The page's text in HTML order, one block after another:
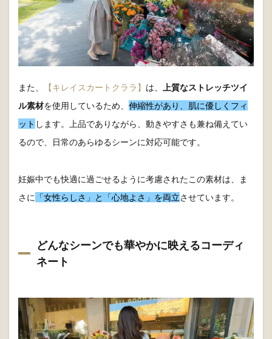
また、 【キレイスカートクララ】 は、
上質なストレッチツイ
ル素材を使用しているため、 伸縮性があり、肌に優しくフィ
ット します。上品でありながら、動きやすさも兼ね備えてい
るので、日常のあらゆるシーンに対応可能です。
妊娠中でも快適に過ごせるように考慮されたこの素材は、ま
さに 「女性らしさ」と「心地よさ」を両立させています。
どんなシーンでも華やかに映えるコーディ
ネート